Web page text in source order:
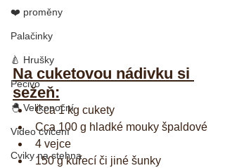
❤️ proměny
Palačinky
🍐 Hrušky
Pečivo
🐣 Velikonoční
Video cvičení
Cviky na stehna
Na cuketovou nádivku si
sežeň:
Cca 1 kg cukety
Cca 100 g hladké mouky špaldové
4 vejce
150 g kuřecí či jiné šunky